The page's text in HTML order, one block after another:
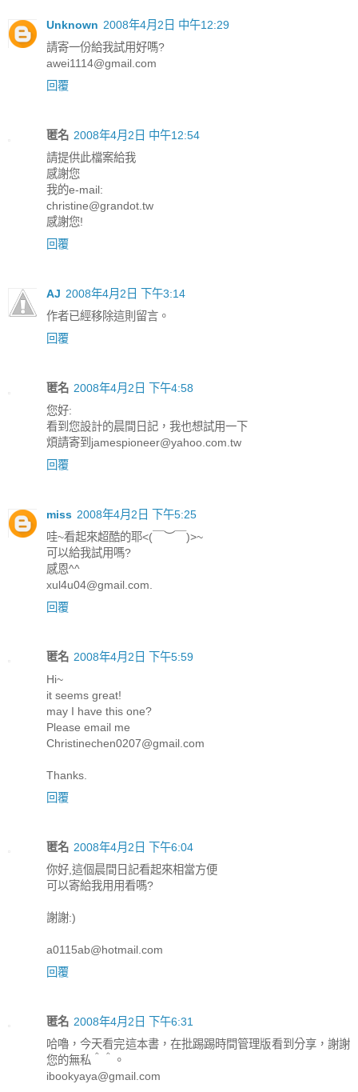
Unknown 2008年4月2日 中午12:29
請寄一份給我試用好嗎?
awei1114@gmail.com
回覆
匿名 2008年4月2日 中午12:54
請提供此檔案給我
感謝您
我的e-mail:
christine@grandot.tw
感謝您!
回覆
AJ 2008年4月2日 下午3:14
作者已經移除這則留言。
回覆
匿名 2008年4月2日 下午4:58
您好:
看到您設計的晨間日記，我也想試用一下
煩請寄到jamespioneer@yahoo.com.tw
回覆
miss 2008年4月2日 下午5:25
哇~看起來超酷的耶<(￣︶￣)>~
可以給我試用嗎?
感恩^^
xul4u04@gmail.com.
回覆
匿名 2008年4月2日 下午5:59
Hi~
it seems great!
may I have this one?
Please email me
Christinechen0207@gmail.com
Thanks.
回覆
匿名 2008年4月2日 下午6:04
你好,這個晨間日記看起來相當方便
可以寄給我用用看嗎?
謝謝:)
a0115ab@hotmail.com
回覆
匿名 2008年4月2日 下午6:31
哈嚕，今天看完這本書，在批踢踢時間管理版看到分享，謝謝
您的無私＾＾。
ibookyaya@gmail.com